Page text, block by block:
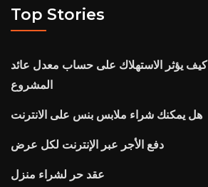
Top Stories
كيف يؤثر الاستهلاك على حساب معدل عائد
المشروع
هل يمكنك شراء ملابس بنس على الانترنت
دفع الأجر عبر الإنترنت لكل عرض
عقد حر لشراء منزل